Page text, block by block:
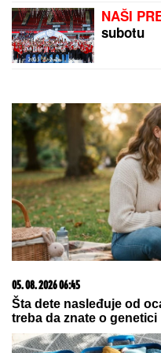
"JEŽIM SE OD TOGA"
koji ČEKA BEBU SA
ISKRENA
OVO
vraća da
se i
KRATAK
BUTINU:
oduška
(FOTO)